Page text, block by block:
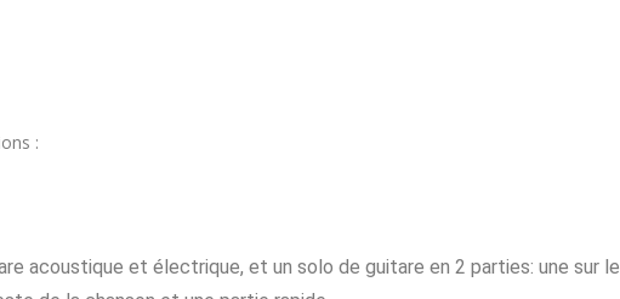
:
acoustique et électrique, et un solo de guitare en 2 parties: une sur le